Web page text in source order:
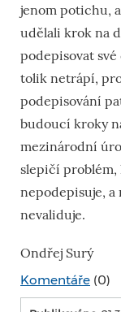
jenom potichu,
udělali krok na
podepisovat
tolik netrápí,
podepisování
budoucí kroky
mezinárodní
slepičí
nepodepisuje,
nevaliduje.
Ondřej Surý
Komentáře (0)